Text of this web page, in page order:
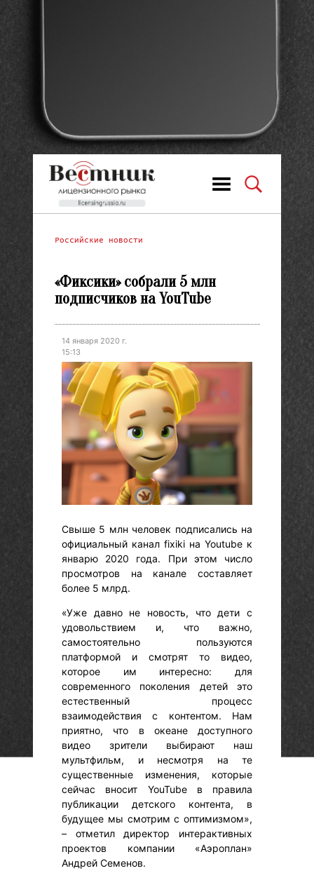
Российские новости
«Фиксики» собрали 5 млн
подписчиков на YouTube
14 января 2020 г.
15:13
Свыше 5 млн человек подписались на
официальный канал fixiki на Youtube к
январю 2020 года. При этом число
просмотров на канале составляет
более 5 млрд.
«Уже давно не новость, что дети с
удовольствием и, что важно,
самостоятельно пользуются
платформой и смотрят то видео,
которое им интересно: для
современного поколения детей это
естественный процесс
взаимодействия с контентом. Нам
приятно, что в океане доступного
видео зрители выбирают наш
мультфильм, и несмотря на те
существенные изменения, которые
сейчас вносит YouTube в правила
публикации детского контента, в
будущее мы смотрим с оптимизмом»,
– отметил директор интерактивных
проектов компании «Аэроплан»
Андрей Семенов.